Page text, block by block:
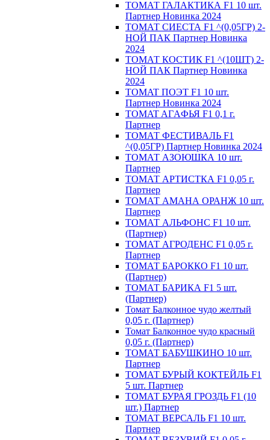
ТОМАТ ГАЛАКТИКА F1 10 шт.
Партнер Новинка 2024
ТОМАТ СИЕСТА F1 ^(0,05ГР) 2-
НОЙ ПАК Партнер Новинка
2024
ТОМАТ КОСТИК F1 ^(10ШТ) 2-
НОЙ ПАК Партнер Новинка
2024
TOMAT ПOЭT F1 10 шт.
Пapтнeр Новинка 2024
TOMAT AГAФЬЯ F1 0,1 г.
Пapтнep
ТОМАТ ФЕСТИВАЛЬ F1
^(0,05ГР) Партнер Новинка 2024
ТОМАТ АЗОЮШКА 10 шт.
Партнер
ТОМАТ АРТИСТКА F1 0,05 г.
Партнер
ТОМАТ АМАНА ОРАНЖ 10 шт.
Партнер
ТОМАТ АЛЬФОНС F1 10 шт.
(Партнер)
ТОМАТ АГРОДЕНС F1 0,05 г.
Партнер
ТОМАТ БАРОККО F1 10 шт.
(Партнер)
ТОМАТ БАРИКА F1 5 шт.
(Партнер)
Томат Балконное чудо желтый
0,05 г. (Партнер)
Томат Балконное чудо красный
0,05 г. (Партнер)
ТОМАТ БАБУШКИНО 10 шт.
Партнер
ТОМАТ БУРЫЙ КОКТЕЙЛЬ F1
5 шт. Партнер
ТОМАТ БУРАЯ ГРОЗДЬ F1 (10
шт.) Партнер
ТОМАТ ВЕРСАЛЬ F1 10 шт.
Партнер